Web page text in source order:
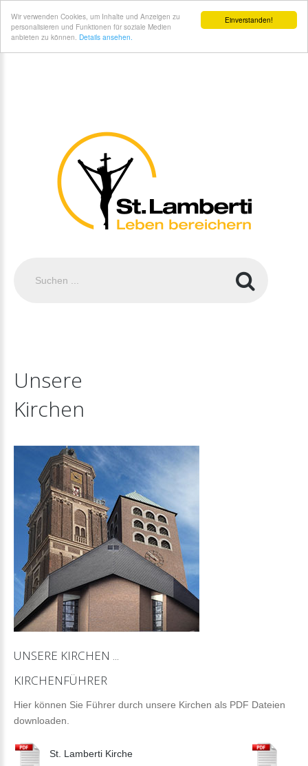
Einverstanden!
Wir verwenden Cookies, um Inhalte und Anzeigen zu
personalisieren und Funktionen für soziale Medien
anbieten zu können. Details ansehen.
Unsere
Kirchen
UNSERE KIRCHEN
KIRCHENFÜHRER
Hier können Sie Führer durch unsere Kirchen als PDF Dateien
downloaden.
St. Lamberti Kirche